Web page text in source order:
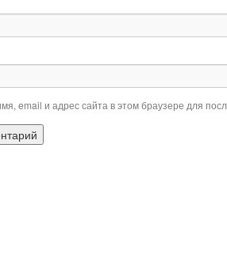
email и адрес сайта в этом браузере для